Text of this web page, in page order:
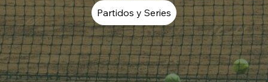
Partidos y Series